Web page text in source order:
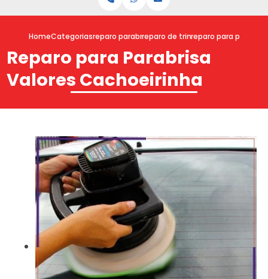
HomeCategoriasreparo parabrisasreparo de trinca parabrisa
reparo para
Reparo para Parabrisa
Valores Cachoeirinha